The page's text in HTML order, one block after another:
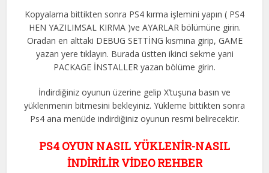
Kopyalama bittikten sonra PS4 kırma işlemini yapın ( PS4
HEN YAZILIMSAL KIRMA )ve AYARLAR bölümüne girin.
Oradan en alttaki DEBUG SETTİNG kısmına girip, GAME
yazan yere tıklayın. Burada üstten ikinci sekme yani
PACKAGE İNSTALLER yazan bölüme girin.
İndirdiğiniz oyunun üzerine gelip X’tuşuna basın ve
yüklenmenin bitmesini bekleyiniz. Yükleme bittikten sonra
Ps4 ana menüde indirdiğiniz oyunun resmi belirecektir.
PS4 OYUN NASIL YÜKLENİR-NASIL
İNDİRİLİR VİDEO REHBER